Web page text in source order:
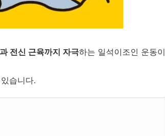
전신 근육까지 자극하는 일석이조인 운동이
습니다.